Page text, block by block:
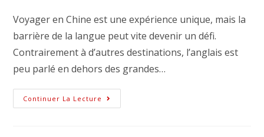
Voyager en Chine est une expérience unique, mais la
barrière de la langue peut vite devenir un défi.
Contrairement à d’autres destinations, l’anglais est
peu parlé en dehors des grandes…
Continuer La Lecture